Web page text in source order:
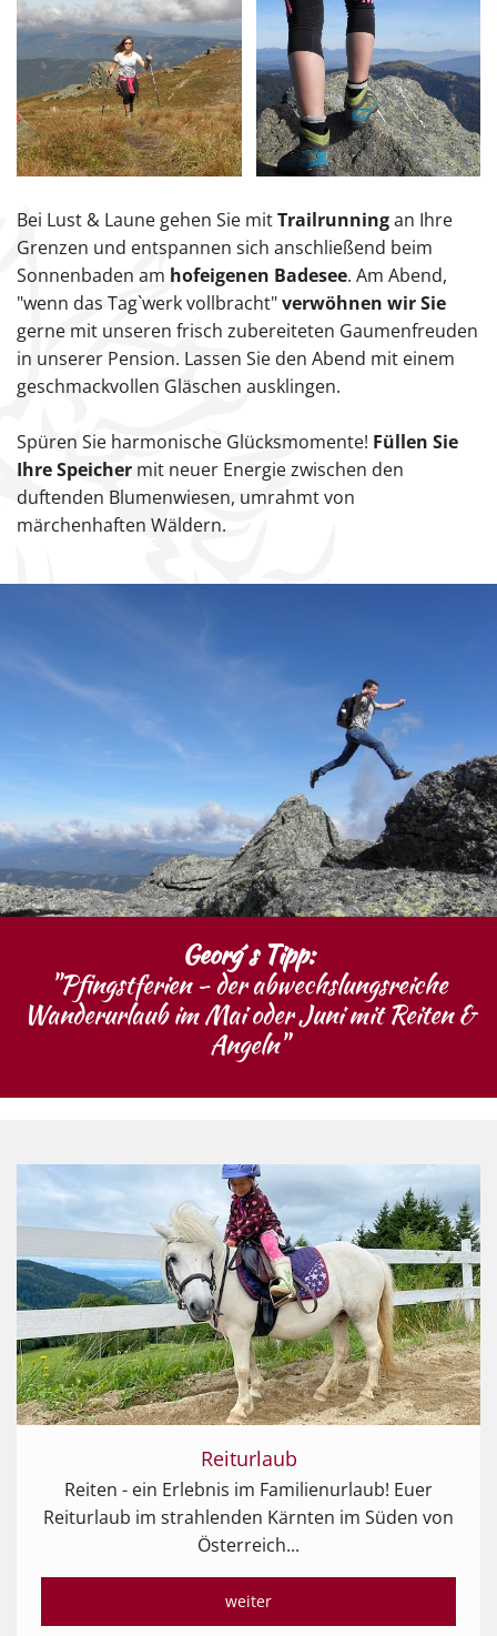
Bei Lust & Laune gehen Sie mitTrailrunningan Ihre
Grenzen und entspannen sich anschließend beim
Sonnenbaden am hofeigenen Badesee. Am Abend,
"wenn das Tag`werk vollbracht"verwöhnen wir Sie
gerne mit unseren frisch zubereiteten Gaumenfreuden
in unserer Pension. Lassen Sie den Abend mit einem
geschmackvollen Gläschen ausklingen.
Spüren Sie harmonische Glücksmomente! Füllen Sie
Ihre Speicher mit neuer Energie zwischen den
duftenden Blumenwiesen, umrahmt von
märchenhaften Wäldern.
Georg´s Tipp:
"Pfingstferien - der abwechslungsreiche
Wanderurlaub im Mai oder Juni mit Reiten &
Angeln"
Reiturlaub
Reiten - ein Erlebnis im Familienurlaub! Euer
Reiturlaub im strahlenden Kärnten im Süden von
Österreich...
weiter